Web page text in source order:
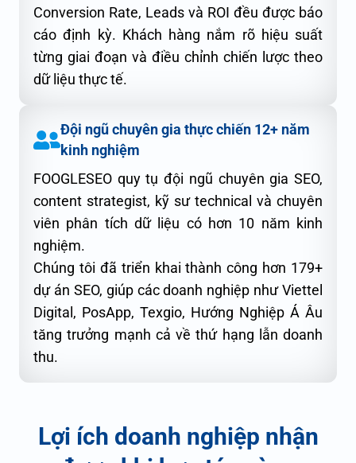
Conversion Rate, Leads và ROI đều được báo
cáo định kỳ. Khách hàng nắm rõ hiệu suất
từng giai đoạn và điều chỉnh chiến lược theo
dữ liệu thực tế.
Đội ngũ chuyên gia thực chiến 12+ năm
kinh nghiệm
FOOGLESEO quy tụ đội ngũ chuyên gia SEO,
content strategist, kỹ sư technical và chuyên
viên phân tích dữ liệu có hơn 10 năm kinh
nghiệm.
Chúng tôi đã triển khai thành công hơn 179+
dự án SEO, giúp các doanh nghiệp như Viettel
Digital, PosApp, Texgio, Hướng Nghiệp Á Âu
tăng trưởng mạnh cả về thứ hạng lẫn doanh
thu.
Lợi ích doanh nghiệp nhận